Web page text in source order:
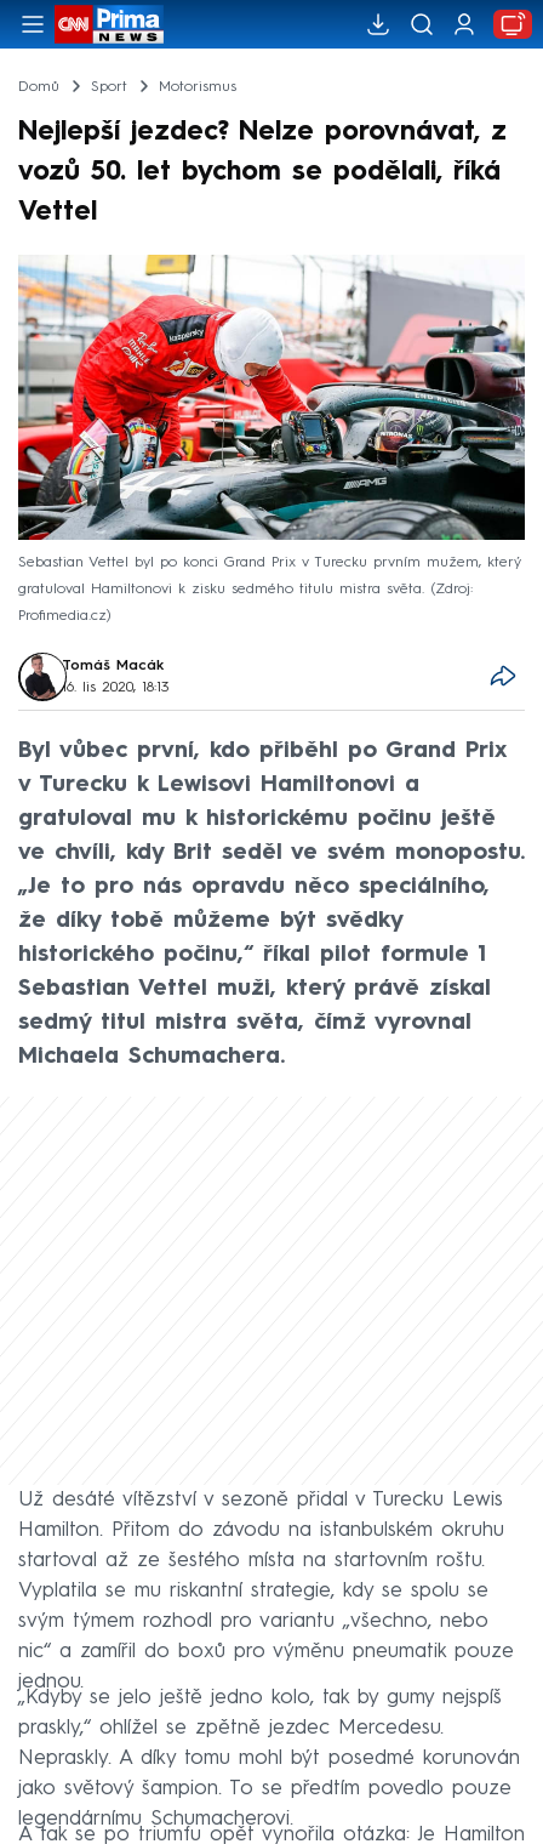
Domů Sport Motorismus
Nejlepší jezdec? Nelze porovnávat, z
vozů 50. let bychom se podělali, říká
Vettel
Sebastian Vettel byl po konci Grand Prix v Turecku prvním mužem, který
gratuloval Hamiltonovi k zisku sedmého titulu mistra světa.
Zdroj:
Profimedia.cz
Tomáš Macák
16. lis 2020, 18:13
Byl vůbec první, kdo přiběhl po Grand Prix
v Turecku k Lewisovi Hamiltonovi a
gratuloval mu k historickému počinu ještě
ve chvíli, kdy Brit seděl ve svém monopostu.
„Je to pro nás opravdu něco speciálního,
že díky tobě můžeme být svědky
historického počinu,“ říkal pilot formule 1
Sebastian Vettel muži, který právě získal
sedmý titul mistra světa, čímž vyrovnal
Michaela Schumachera.
Už desáté vítězství v sezoně přidal v Turecku Lewis
Hamilton. Přitom do závodu na istanbulském okruhu
startoval až ze šestého místa na startovním roštu.
Vyplatila se mu riskantní strategie, kdy se spolu se
svým týmem rozhodl pro variantu „všechno, nebo
nic“ a zamířil do boxů pro výměnu pneumatik pouze
jednou.
„Kdyby se jelo ještě jedno kolo, tak by gumy nejspíš
praskly,“ ohlížel se zpětně jezdec Mercedesu.
Nepraskly. A díky tomu mohl být posedmé korunován
jako světový šampion. To se předtím povedlo pouze
legendárnímu Schumacherovi.
A tak se po triumfu opět vynořila otázka: Je Hamilton